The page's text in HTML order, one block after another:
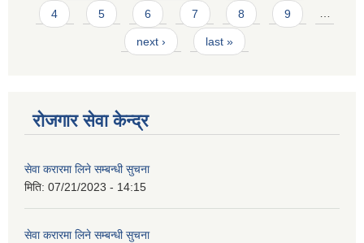
4 5 6 7 8 9 …
next › last »
रोजगार सेवा केन्द्र
सेवा करारमा लिने सम्बन्धी सुचना
मिति: 07/21/2023 - 14:15
सेवा करारमा लिने सम्बन्धी सुचना